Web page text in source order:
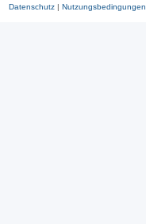
Datenschutz| Nutzungsbedingungen